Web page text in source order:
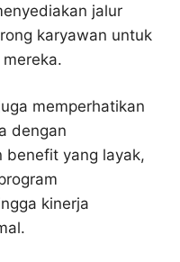
jalur
karyawan untuk
memperhatikan
dengan
benefit yang layak,
kinerja